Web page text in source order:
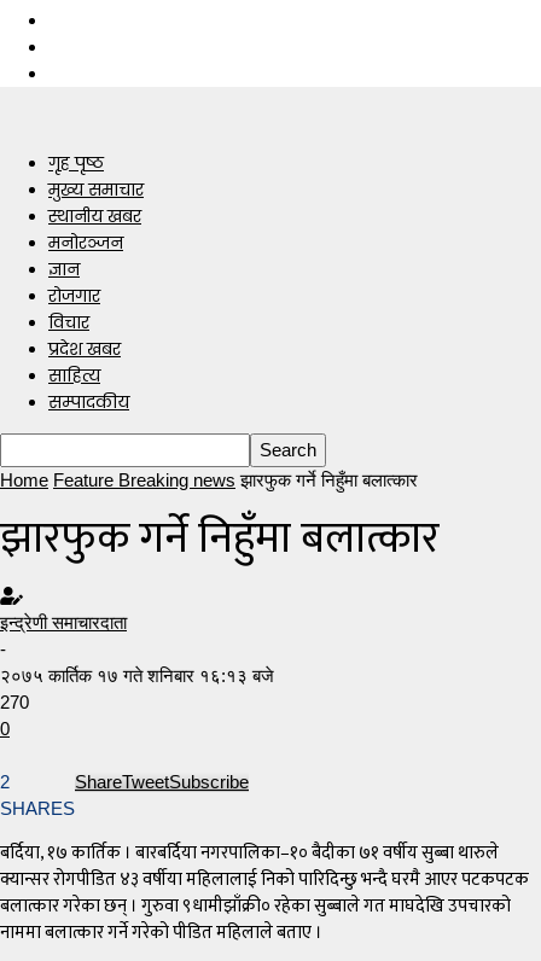
गृह पृष्ठ
मुख्य समाचार
स्थानीय खबर
मनोरञ्जन
ज्ञान
रोजगार
विचार
प्रदेश खबर
साहित्य
सम्पादकीय
Home Feature Breaking news झारफुक गर्ने निहुँमा बलात्कार
झारफुक गर्ने निहुँमा बलात्कार
इन्द्रेणी समाचारदाता
-
२०७५ कार्तिक १७ गते शनिबार १६:१३ बजे
270
0
2
SHARES
ShareTweetSubscribe
बर्दिया, १७ कार्तिक । बारबर्दिया नगरपालिका–१० बैदीका ७१ वर्षीय सुब्बा थारुले
क्यान्सर रोगपीडित ४३ वर्षीया महिलालाई निको पारिदिन्छु भन्दै घरमै आएर पटकपटक
बलात्कार गरेका छन् । गुरुवा ९धामीझाँक्री० रहेका सुब्बाले गत माघदेखि उपचारको
नाममा बलात्कार गर्ने गरेको पीडित महिलाले बताए ।